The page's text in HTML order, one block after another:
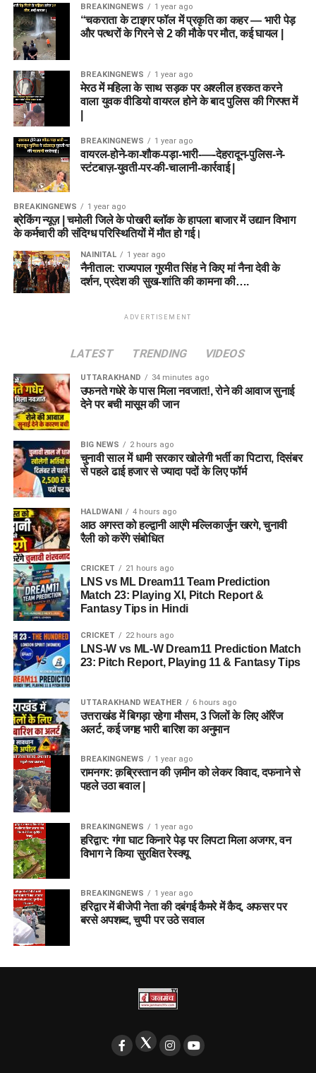
BREAKINGNEWS 1 year ago
“चकराता के टाइगर फॉल में प्रकृति का कहर — भारी पेड़
और पत्थरों के गिरने से 2 की मौके पर मौत, कई घायल |
BREAKINGNEWS 1 year ago
मेरठ में महिला के साथ सड़क पर अश्लील हरकत करने
वाला युवक वीडियो वायरल होने के बाद पुलिस की गिरफ्त में
BREAKINGNEWS 1 year ago
वायरल-होने-का-शौक-पड़ा-भारी-—-देहरादून-पुलिस-ने-
स्टंटबाज़-युवती-पर-की-चालानी-कार्रवाई |
BREAKINGNEWS 1 year ago
ब्रेकिंग न्यूज़ | चमोली जिले के पोखरी ब्लॉक के हापला बाजार में उद्यान विभाग
के कर्मचारी की संदिग्ध परिस्थितियों में मौत हो गई।
NAINITAL 1 year ago
नैनीताल: राज्यपाल गुरमीत सिंह ने किए मां नैना देवी के
दर्शन, प्रदेश की सुख-शांति की कामना की….
ADVERTISEMENT
LATEST TRENDING VIDEOS
UTTARAKHAND 34 minutes ago
उफनते गधेरे के पास मिला नवजात!, रोने की आवाज सुनाई
देने पर बची मासूम की जान
BIG NEWS 2 hours ago
चुनावी साल में धामी सरकार खोलेगी भर्ती का पिटारा, दिसंबर
से पहले ढाई हजार से ज्यादा पदों के लिए फॉर्म
HALDWANI 4 hours ago
आठ अगस्त को हल्द्वानी आएंगे मल्लिकार्जुन खरगे, चुनावी
रैली को करेंगे संबोधित
CRICKET 21 hours ago
LNS vs ML Dream11 Team Prediction
Match 23: Playing XI, Pitch Report &
Fantasy Tips in Hindi
CRICKET 22 hours ago
LNS-W vs ML-W Dream11 Prediction Match
23: Pitch Report, Playing 11 & Fantasy Tips
UTTARAKHAND WEATHER 6 hours ago
उत्तराखंड में बिगड़ा रहेगा मौसम, 3 जिलों के लिए ऑरेंज
अलर्ट, कई जगह भारी बारिश का अनुमान
BREAKINGNEWS 1 year ago
रामनगर: क़ब्रिस्तान की ज़मीन को लेकर विवाद, दफनाने से
पहले उठा बवाल |
BREAKINGNEWS 1 year ago
हरिद्वार: गंगा घाट किनारे पेड़ पर लिपटा मिला अजगर, वन
विभाग ने किया सुरक्षित रेस्क्यू
BREAKINGNEWS 1 year ago
हरिद्वार में बीजेपी नेता की दबंगई कैमरे में कैद, अफसर पर
बरसे अपशब्द, चुप्पी पर उठे सवाल